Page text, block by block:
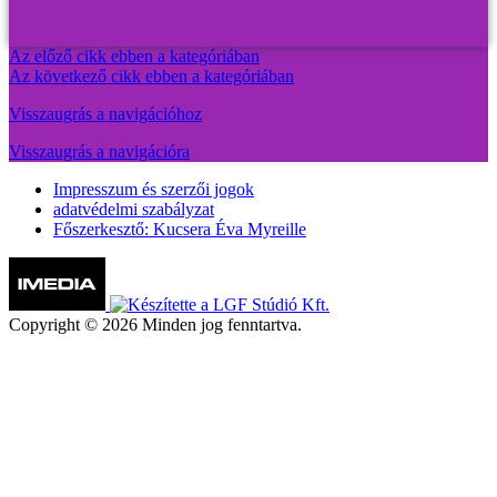
Az előző cikk ebben a kategóriában
Az következő cikk ebben a kategóriában
Visszaugrás a navigációhoz
Visszaugrás a navigációra
Impresszum és szerzői jogok
adatvédelmi szabályzat
Főszerkesztő: Kucsera Éva Myreille
Copyright © 2026 Minden jog fenntartva.